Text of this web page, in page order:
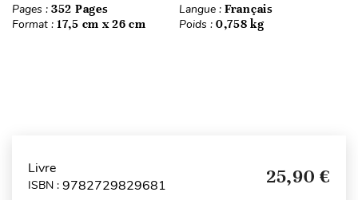
Pages : 352 Pages Langue : Français
Format : 17,5 cm x 26 cm Poids : 0,758 kg
Livre
ISBN : 9782729829681 25,90 €